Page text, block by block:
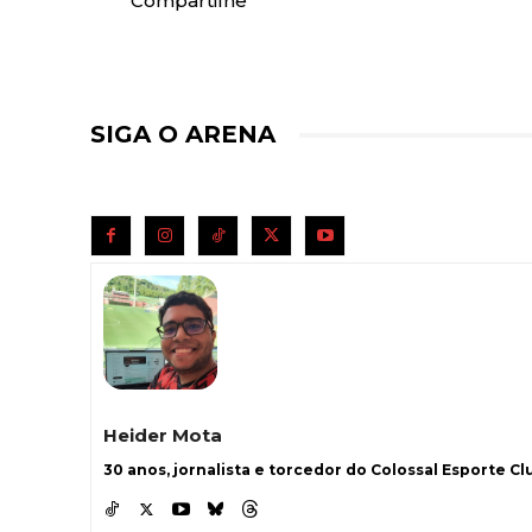
SIGA O ARENA
Heider Mota
30 anos, jornalista e torcedor do Colossal Esporte